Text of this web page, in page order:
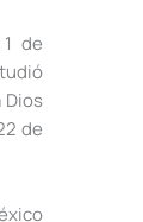
de
Dios
de